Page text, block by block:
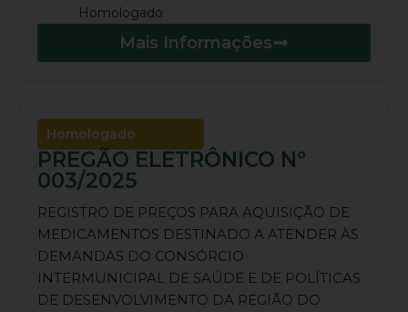
Homologado
Mais Informações
Homologado
PREGÃO ELETRÔNICO Nº
003/2025
REGISTRO DE PREÇOS PARA AQUISIÇÃO DE
MEDICAMENTOS DESTINADO A ATENDER ÀS
DEMANDAS DO CONSÓRCIO
INTERMUNICIPAL DE SAÚDE E DE POLÍTICAS
DE DESENVOLVIMENTO DA REGIÃO DO